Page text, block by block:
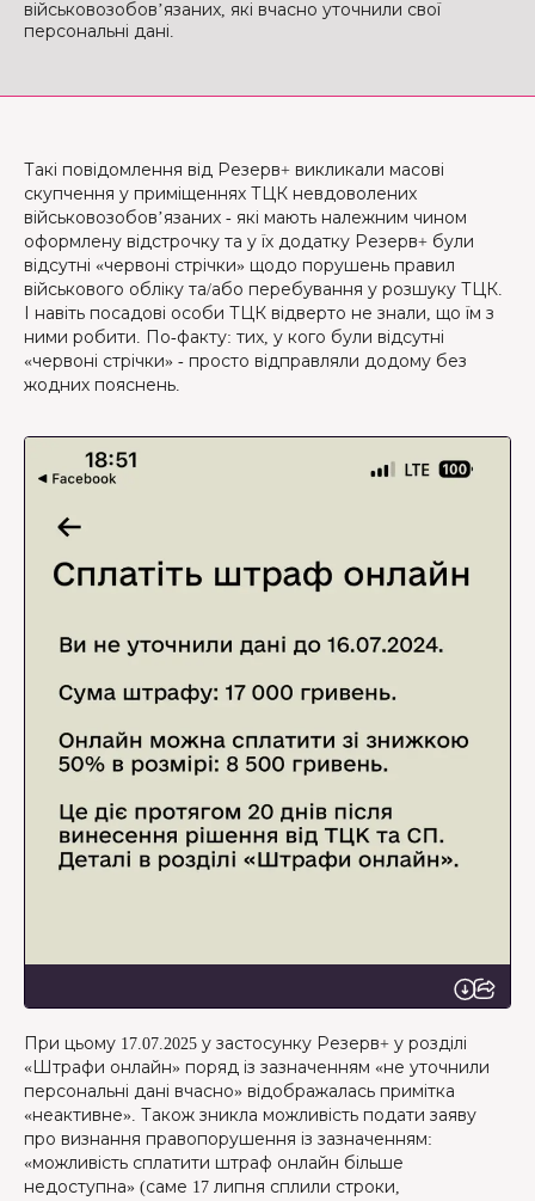
військовозобов’язаних, які вчасно уточнили свої
персональні дані.
Такі повідомлення від Резерв+ викликали масові
скупчення у приміщеннях ТЦК невдоволених
військовозобов’язаних - які мають належним чином
оформлену відстрочку та у їх додатку Резерв+ були
відсутні «червоні стрічки» щодо порушень правил
військового обліку та/або перебування у розшуку ТЦК.
І навіть посадові особи ТЦК відверто не знали, що їм з
ними робити. По-факту: тих, у кого були відсутні
«червоні стрічки» - просто відправляли додому без
жодних пояснень.
При цьому 17.07.2025 у застосунку Резерв+ у розділі
«Штрафи онлайн» поряд із зазначенням «не уточнили
персональні дані вчасно» відображалась примітка
«неактивне». Також зникла можливість подати заяву
про визнання правопорушення із зазначенням:
«можливість сплатити штраф онлайн більше
недоступна» (саме 17 липня сплили строки,